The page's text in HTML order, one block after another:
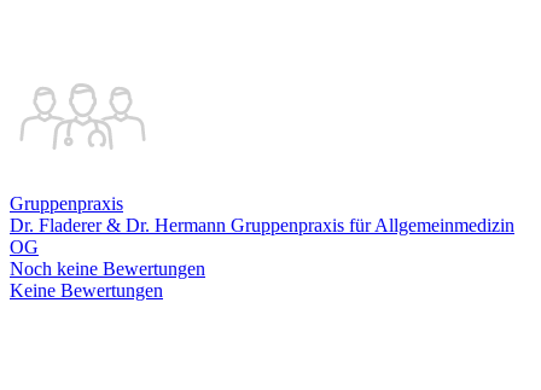
Gruppenpraxis
Dr. Fladerer & Dr. Hermann Gruppenpraxis für Allgemeinmedizin
OG
Noch keine Bewertungen
Keine Bewertungen